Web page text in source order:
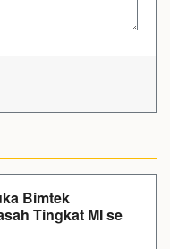
Bimtek
Tingkat MI se